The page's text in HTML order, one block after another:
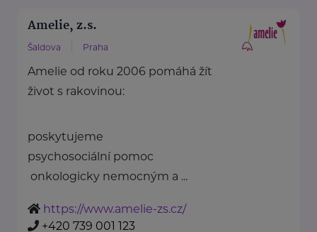
Amelie, z.s.
Šaldova Praha
Amelie od roku 2006 pomáhá žít
život s rakovinou:
poskytujeme
psychosociální pomoc
onkologicky nemocným a ...
https://www.amelie-zs.cz/
+420 739 001 123